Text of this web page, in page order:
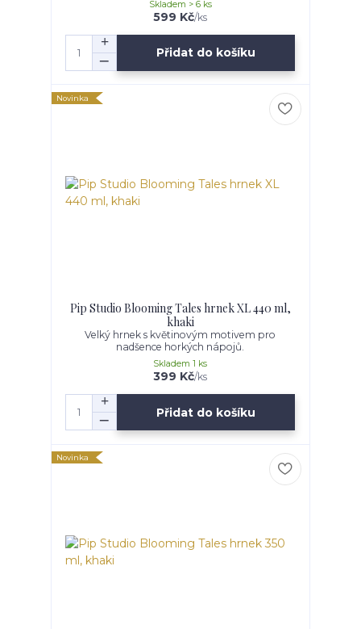
599 Kč/ks
Skladem > 6 ks
Přidat do košíku
Novinka
Pip Studio Blooming Tales hrnek XL 440 ml,
khaki
Velký hrnek s květinovým motivem pro
nadšence horkých nápojů.
399 Kč/ks
Skladem 1 ks
Přidat do košíku
Novinka